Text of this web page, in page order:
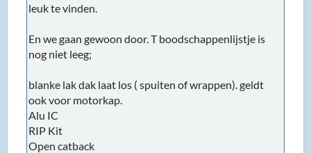
leuk te vinden.
En we gaan gewoon door. T boodschappenlijstje is
nog niet leeg;
blanke lak dak laat los ( spuiten of wrappen). geldt
ook voor motorkap.
Alu IC
RIP Kit
Open catback